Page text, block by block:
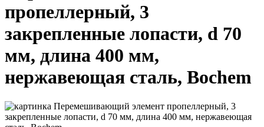
пропеллерный, 3
закрепленные лопасти, d 70
мм, длина 400 мм,
нержавеющая сталь, Bochem